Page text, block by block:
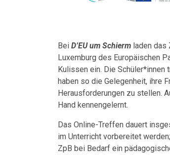
Bei D’EU um Schierm laden das
Luxemburg des Europäischen
Kulissen ein. Die
haben so die Gelegenheit, ihre
Herausforderungen zu stellen.
Hand kennengelernt.
Das Online-Treffen dauert
im Unterricht vorbereitet
ZpB bei Bedarf ein